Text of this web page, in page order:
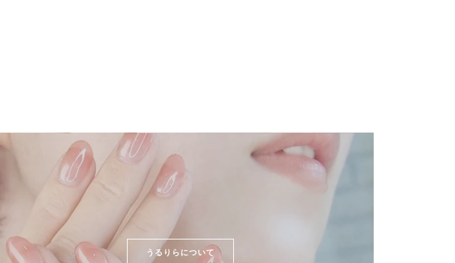
うるりらについて